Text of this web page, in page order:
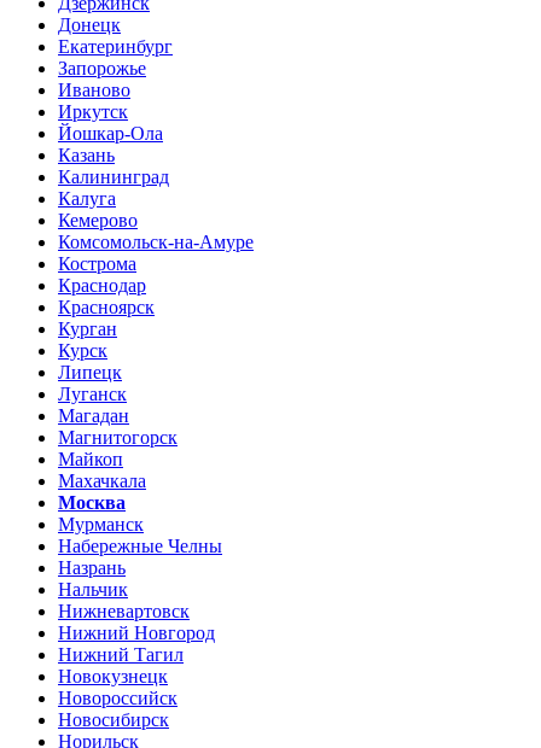
Донецк
Екатеринбург
Запорожье
Иваново
Иркутск
Йошкар-Ола
Казань
Калининград
Калуга
Кемерово
Комсомольск-на-Амуре
Кострома
Краснодар
Красноярск
Курган
Курск
Липецк
Луганск
Магадан
Магнитогорск
Майкоп
Махачкала
Москва
Мурманск
Набережные Челны
Назрань
Нальчик
Нижневартовск
Нижний Новгород
Нижний Тагил
Новокузнецк
Новороссийск
Новосибирск
Норильск